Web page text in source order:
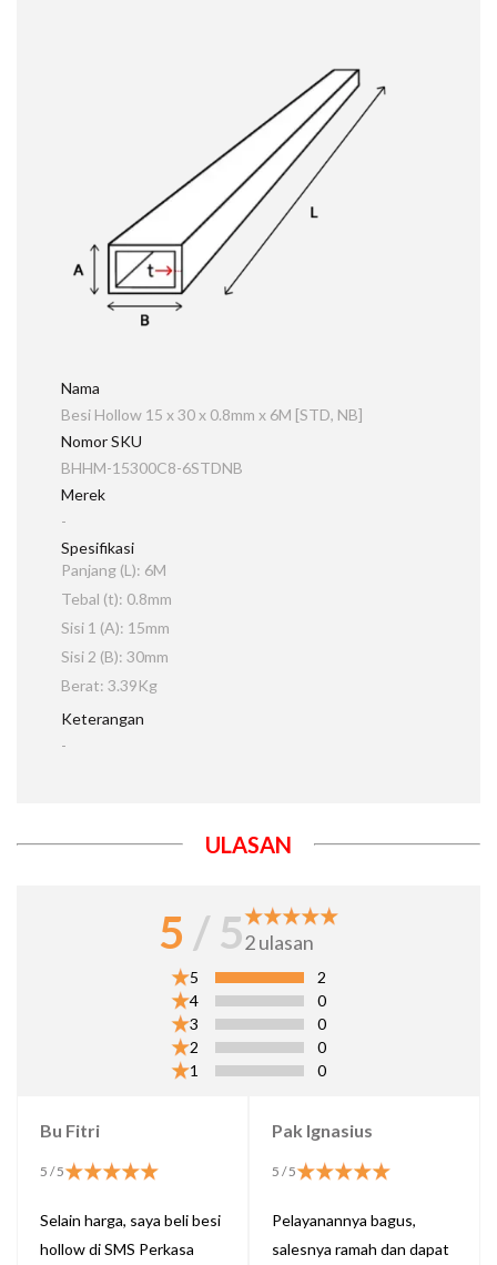
Nama
Besi Hollow 15 x 30 x 0.8mm x 6M [STD, NB]
Nomor SKU
BHHM-15300C8-6STDNB
Merek
-
Spesifikasi
Panjang (L): 6M
Tebal (t): 0.8mm
Sisi 1 (A): 15mm
Sisi 2 (B): 30mm
Berat: 3.39Kg
Keterangan
-
ULASAN
5 / 52ulasan
5
2
4
0
3
0
2
0
1
0
Bu Fitri
5 / 5
Selain harga, saya beli besi
hollow di SMS Perkasa
Pak Ignasius
5 / 5
Pelayanannya bagus,
salesnya ramah dan dapat